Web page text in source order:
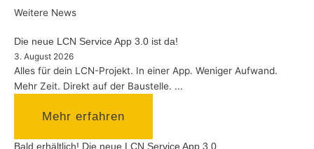
Weitere News
Die neue LCN Service App 3.0 ist da!
3. August 2026
Alles für dein LCN-Projekt. In einer App.​ Weniger Aufwand.
Mehr Zeit. Direkt auf der Baustelle. ...
Mehr erfahren
Bald erhältlich! Die neue LCN Service App 3.0